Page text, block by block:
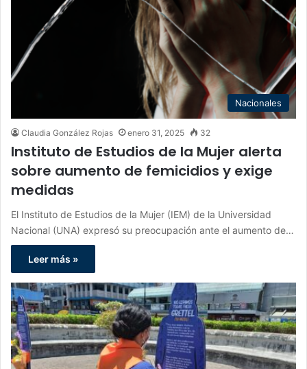
Nacionales
Claudia González Rojas enero 31, 2025 32
Instituto de Estudios de la Mujer alerta
sobre aumento de femicidios y exige
medidas
El Instituto de Estudios de la Mujer (IEM) de la Universidad
Nacional (UNA) expresó su preocupación ante el aumento de…
Leer más »